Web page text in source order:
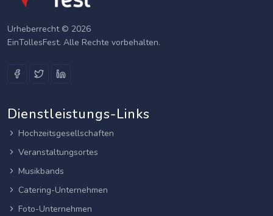
Urheberrecht © 2026
EinTollesFest. Alle Rechte vorbehalten.
Dienstleistungs-Links
Hochzeitsgesellschaften
Veranstaltungsortes
Musikbands
Catering-Unternehmen
Foto-Unternehmen